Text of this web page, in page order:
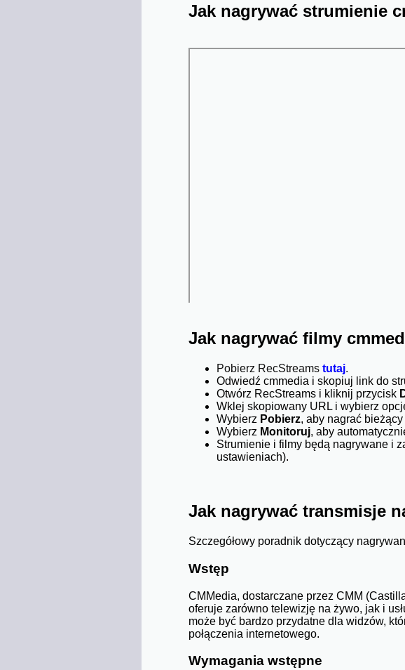
Jak nagrywać strumienie
Jak nagrywać filmy
Pobierz RecStreams tutaj.
Odwiedź cmmedia i skopiuj link do
Otwórz RecStreams i kliknij przycisk
Wklej skopiowany URL i wybierz
Wybierz Pobierz, aby nagrać
Wybierz Monitoruj, aby
Strumienie i filmy będą nagrywane i
ustawieniach).
Jak nagrywać transmisje
Szczegółowy poradnik dotyczący
Wstęp
CMMedia, dostarczane przez CMM
oferuje zarówno telewizję na żywo, jak i
może być bardzo przydatne dla widzów,
połączenia internetowego.
Wymagania wstępne